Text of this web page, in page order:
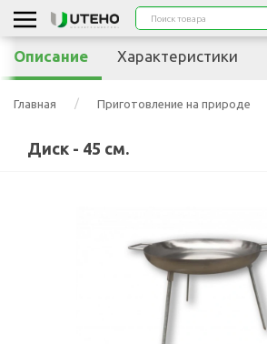
Главная Приготовление на природе
Диск - 45 см.
Описание Характеристики